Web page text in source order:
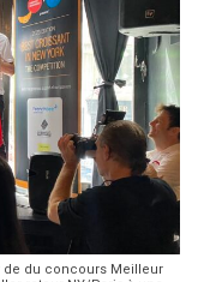
de du concours Meilleur